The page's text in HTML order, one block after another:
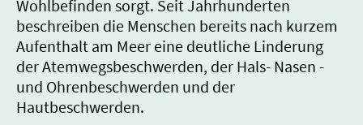
Wohlbefinden sorgt. Seit Jahrhunderten
beschreiben die Menschen bereits nach kurzem
Aufenthalt am Meer eine deutliche Linderung
der Atemwegsbeschwerden, der Hals- Nasen -
und Ohrenbeschwerden und der
Hautbeschwerden.